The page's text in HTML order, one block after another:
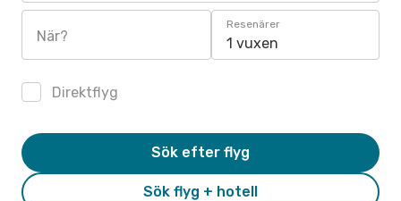
När?
Resenärer
1 vuxen
Direktflyg
Sök flyg + hotell
Sök efter flyg